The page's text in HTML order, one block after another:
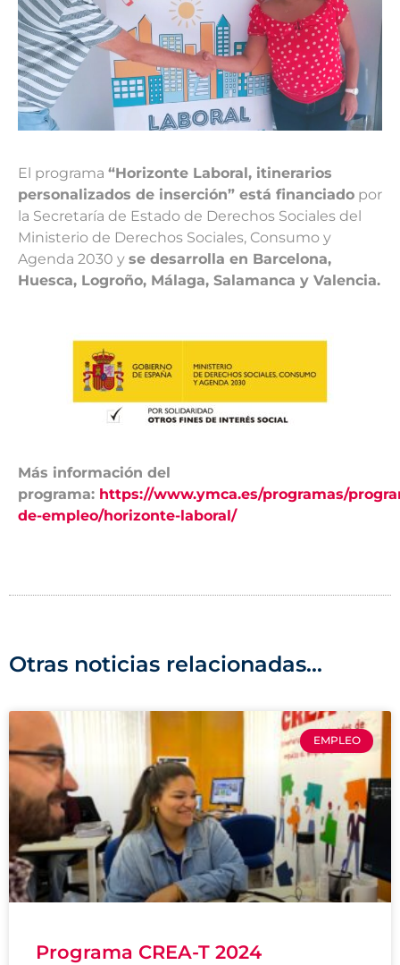
El programa “Horizonte Laboral, itinerarios
personalizados de inserción” está financiado por
la Secretaría de Estado de Derechos Sociales del
Ministerio de Derechos Sociales, Consumo y
Agenda 2030 y se desarrolla en Barcelona,
Huesca, Logroño, Málaga, Salamanca y Valencia.
Más información del
programa: https://www.ymca.es/programas/
de-empleo/horizonte-laboral/
Otras noticias relacionadas...
EMPLEO
Programa CREA-T 2024